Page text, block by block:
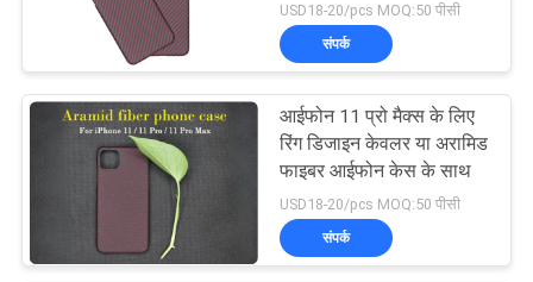
NEWS
साइटमैप
PRIVACY
POLICY
USD18-20/pcs MOQ:50 पीसी
संपर्क
आईफोन 11 प्रो मैक्स के लिए
रिंग डिजाइन केवलर या अरामिड
फाइबर आईफोन केस के साथ
USD18-20/pcs MOQ:50 पीसी
संपर्क